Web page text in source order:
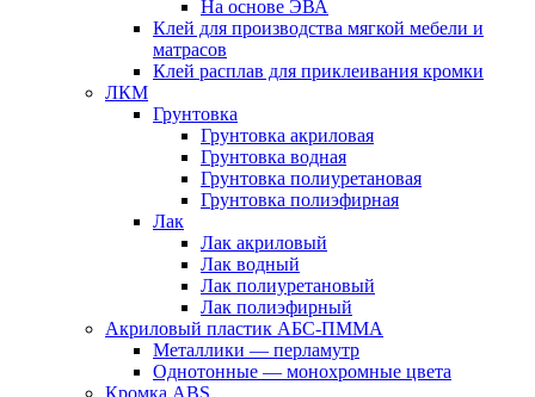
На основе ЭВА
Клей для производства мягкой мебели и
матрасов
Клей расплав для приклеивания кромки
ЛКМ
Грунтовка
Грунтовка акриловая
Грунтовка водная
Грунтовка полиуретановая
Грунтовка полиэфирная
Лак
Лак акриловый
Лак водный
Лак полиуретановый
Лак полиэфирный
Акриловый пластик АБС-ПММА
Металлики — перламутр
Однотонные — монохромные цвета
Кромка ABS